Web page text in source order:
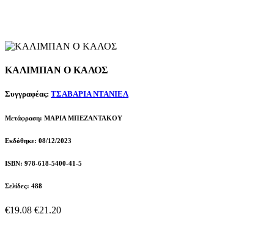
ΚΑΛΙΜΠΑΝ Ο ΚΑΛΟΣ
Συγγραφέας: ΤΣΑΒΑΡΙΑ ΝΤΑΝΙΕΛ
Μετάφραση: ΜΑΡΙΑ ΜΠΕΖΑΝΤΑΚΟΥ
Εκδόθηκε: 08/12/2023
ISBN: 978-618-5400-41-5
Σελίδες: 488
€19.08 €21.20